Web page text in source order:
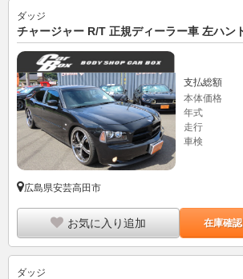
ダッジ
チャージャー R/T 正規ディーラー車 左ハン
支払総額
本体価格
年式
走行
車検
広島県安芸高田市
お気に入り追加 在庫確
ダッジ